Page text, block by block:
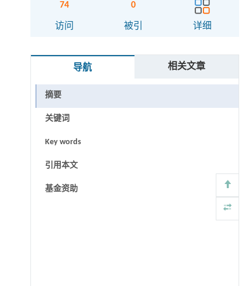
74
访问
0
被引 详细
导航 相关文章
摘要
关键词
Key words
引用本文
基金资助